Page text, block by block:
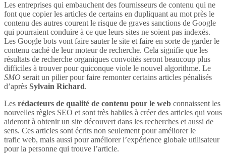
Les entreprises qui embauchent des fournisseurs de contenu qui ne
font que copier les articles de certains en dupliquant au mot près le
contenu des autres courent le risque de graves sanctions de Google
qui pourraient conduire à ce que leurs sites ne soient pas indexés.
Les Google bots vont faire sauter le site et faire en sorte de garder le
contenu caché de leur moteur de recherche. Cela signifie que les
résultats de recherche organiques convoités seront beaucoup plus
difficiles à trouver pour quiconque viole le nouvel algorithme. Le
SMO serait un pilier pour faire remonter certains articles pénalisés
d’après Sylvain Richard.
Les rédacteurs de qualité de contenu pour le web connaissent les
nouvelles règles SEO et sont très habiles à créer des articles qui vous
aideront à obtenir un site découvert dans les recherches et aussi de
sens. Ces articles sont écrits non seulement pour améliorer le
trafic web, mais aussi pour améliorer l’expérience globale utilisateur
pour la personne qui trouve l’article.